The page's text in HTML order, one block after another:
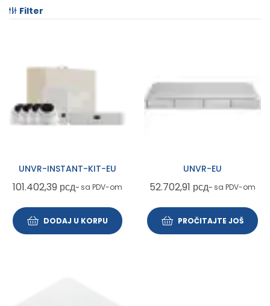
Filter
UNVR-INSTANT-KIT-EU
101.402,39 рсд~ sa PDV-om
DODAJ U KORPU
UNVR-EU
52.702,91 рсд~ sa PDV-om
PROČITAJTE JOŠ